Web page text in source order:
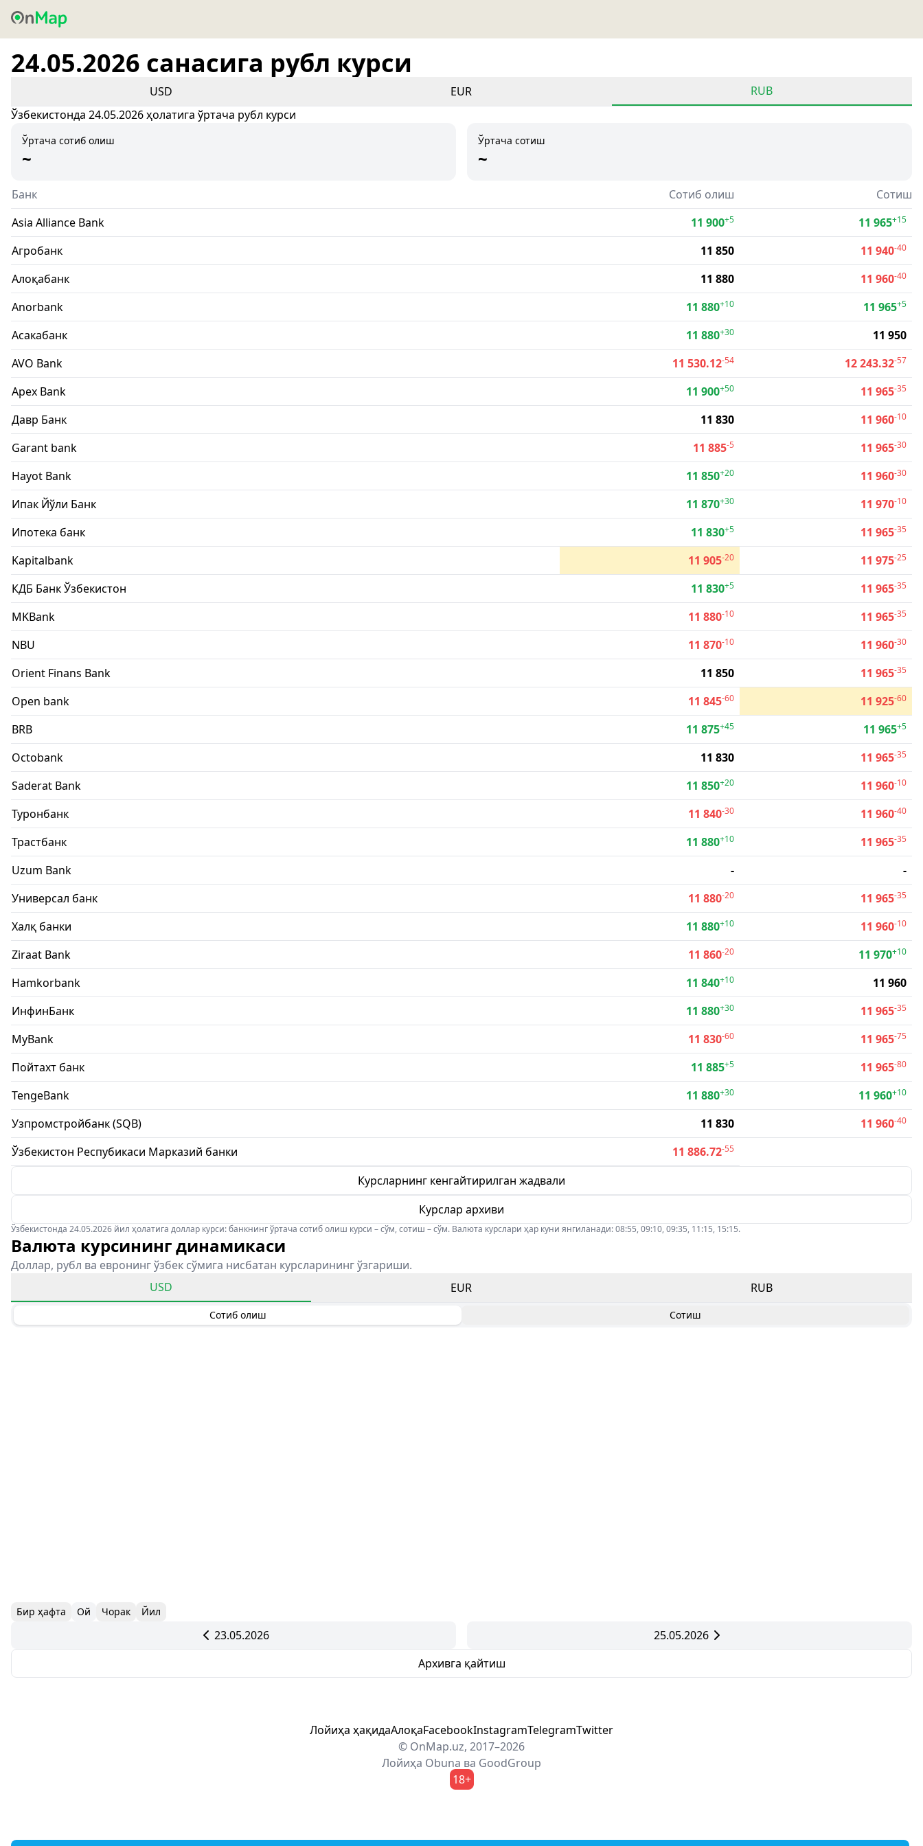
24.05.2026 санасига рубл курси
USD EUR
RUB
Ўзбекистонда 24.05.2026 ҳолатига ўртача рубл курси
Ўртача сотиб олиш
~
Ўртача сотиш
~
Банк Сотиб олиш
Сотиш
Asia Alliance Bank
11 900+5 11 965+15
Агробанк 11 850 11 940-40
Алоқабанк 11 880 11 960-40
Anorbank 11 880+10 11 965+5
Асакабанк 11 880+30
11 950
AVO Bank
11 530.12-54 12 243.32-57
Apex Bank 11 900+50 11 965-35
Давр Банк 11 830 11 960-10
Garant bank 11 885-5 11 965-30
Hayot Bank 11 850+20 11 960-30
Ипак Йўли Банк 11 870+30 11 970-10
Ипотека банк 11 830+5 11 965-35
Kapitalbank 11 905-20 11 975-25
КДБ Банк Ўзбекистон 11 830+5 11 965-35
MKBank 11 880-10 11 965-35
NBU 11 870-10 11 960-30
Orient Finans Bank 11 850 11 965-35
Open bank 11 845-60 11 925-60
BRB 11 875+45 11 965+5
Octobank 11 830 11 965-35
Saderat Bank 11 850+20 11 960-10
Туронбанк 11 840-30 11 960-40
Трастбанк 11 880+10 11 965-35
Uzum Bank -
-
Универсал банк
11 880-20 11 965-35
Халқ банки 11 880+10 11 960-10
Ziraat Bank 11 860-20 11 970+10
Hamkorbank 11 840+10
11 960
ИнфинБанк
11 880+30 11 965-35
MyBank 11 830-60 11 965-75
Пойтахт банк 11 885+5 11 965-80
TengeBank 11 880+30 11 960+10
Узпромстройбанк (SQB) 11 830 11 960-40
Ўзбекистон Респубикаси Марказий банки 11 886.72-55
Курсларнинг кенгайтирилган жадвали
Курслар архиви
Ўзбекистонда 24.05.2026 йил ҳолатига доллар курси: банкнинг ўртача сотиб олиш курси – сўм, сотиш – сўм. Валюта курслари ҳар куни янгиланади: 08:55, 09:10, 09:35, 11:15, 15:15.
Валюта курсининг динамикаси
Доллар, рубл ва евронинг ўзбек сўмига нисбатан курсларининг ўзгариши.
USD
EUR RUB
Сотиб олиш Сотиш
Бир ҳафта Ой Чорак Йил
23.05.2026
25.05.2026
Архивга қайтиш
Лойиҳа ҳақидаАлоқаFacebookInstagramTelegramTwitter
© OnMap.uz, 2017–2026
Лойиҳа Obuna ва GoodGroup
18+